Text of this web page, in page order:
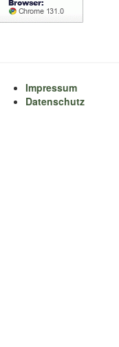
Impressum
Datenschutz